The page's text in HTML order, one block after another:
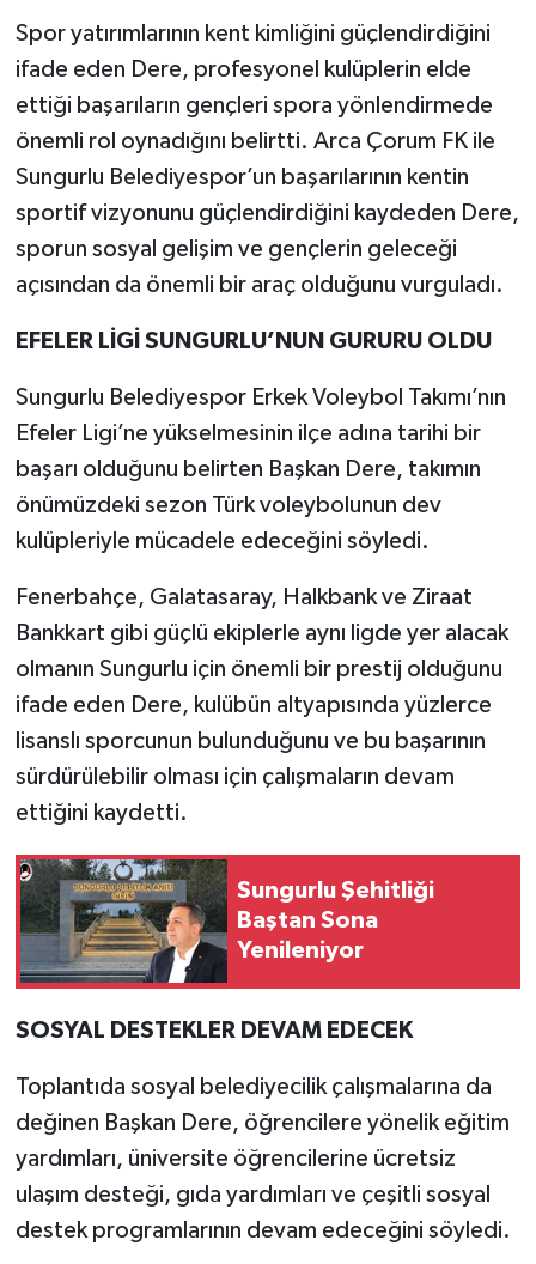
Spor yatırımlarının kent kimliğini güçlendirdiğini
ifade eden Dere, profesyonel kulüplerin elde
ettiği başarıların gençleri spora yönlendirmede
önemli rol oynadığını belirtti. Arca Çorum FK ile
Sungurlu Belediyespor’un başarılarının kentin
sportif vizyonunu güçlendirdiğini kaydeden Dere,
sporun sosyal gelişim ve gençlerin geleceği
açısından da önemli bir araç olduğunu vurguladı.
EFELER LİGİ SUNGURLU’NUN GURURU OLDU
Sungurlu Belediyespor Erkek Voleybol Takımı’nın
Efeler Ligi’ne yükselmesinin ilçe adına tarihi bir
başarı olduğunu belirten Başkan Dere, takımın
önümüzdeki sezon Türk voleybolunun dev
kulüpleriyle mücadele edeceğini söyledi.
Fenerbahçe, Galatasaray, Halkbank ve Ziraat
Bankkart gibi güçlü ekiplerle aynı ligde yer alacak
olmanın Sungurlu için önemli bir prestij olduğunu
ifade eden Dere, kulübün altyapısında yüzlerce
lisanslı sporcunun bulunduğunu ve bu başarının
sürdürülebilir olması için çalışmaların devam
ettiğini kaydetti.
Sungurlu Şehitliği
Baştan Sona
Yenileniyor
SOSYAL DESTEKLER DEVAM EDECEK
Toplantıda sosyal belediyecilik çalışmalarına da
değinen Başkan Dere, öğrencilere yönelik eğitim
yardımları, üniversite öğrencilerine ücretsiz
ulaşım desteği, gıda yardımları ve çeşitli sosyal
destek programlarının devam edeceğini söyledi.